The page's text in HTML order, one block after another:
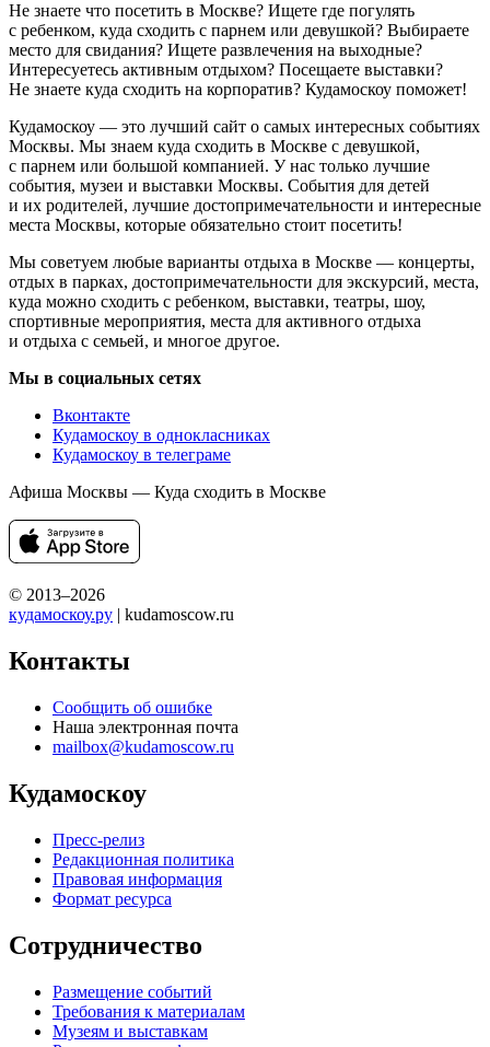
Не знаете что посетить в Москве? Ищете где погулять
с ребенком, куда сходить с парнем или девушкой? Выбираете
место для свидания? Ищете развлечения на выходные?
Интересуетесь активным отдыхом? Посещаете выставки?
Не знаете куда сходить на корпоратив? Кудамоскоу поможет!
Кудамоскоу — это лучший сайт о самых интересных событиях
Москвы. Мы знаем куда сходить в Москве с девушкой,
с парнем или большой компанией. У нас только лучшие
события, музеи и выставки Москвы. События для детей
и их родителей, лучшие достопримечательности и интересные
места Москвы, которые обязательно стоит посетить!
Мы советуем любые варианты отдыха в Москве — концерты,
отдых в парках, достопримечательности для экскурсий, места,
куда можно сходить с ребенком, выставки, театры, шоу,
спортивные мероприятия, места для активного отдыха
и отдыха с семьей, и многое другое.
Мы в социальных сетях
Вконтакте
Кудамоскоу в однокласниках
Кудамоскоу в телеграме
Афиша Москвы — Куда сходить в Москве
© 2013–2026
кудамоскоу.ру | kudamoscow.ru
Контакты
Сообщить об ошибке
Наша электронная почта
mailbox@kudamoscow.ru
Кудамоскоу
Пресс-релиз
Редакционная политика
Правовая информация
Формат ресурса
Сотрудничество
Размещение событий
Требования к материалам
Музеям и выставкам